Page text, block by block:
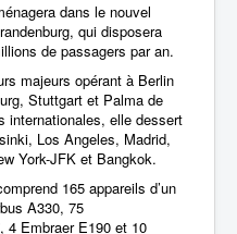
dans le nouvel
qui disposera
de passagers par an.
majeurs opérant à Berlin
Stuttgart et Palma de
internationales, elle dessert
Los Angeles, Madrid,
York-JFK et Bangkok.
165 appareils d’un
A330, 75
4 Embraer E190 et 10